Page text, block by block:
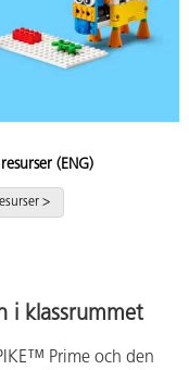
(ENG)
>
i klassrummet
Prime och den